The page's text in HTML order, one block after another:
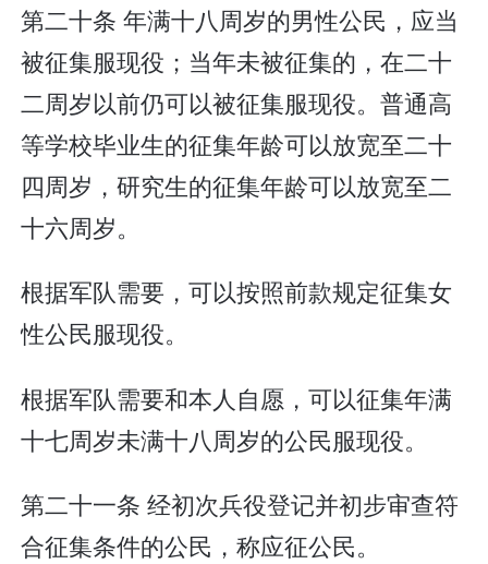
第二十条 年满十八周岁的男性公民，应当
被征集服现役；当年未被征集的，在二十
二周岁以前仍可以被征集服现役。普通高
等学校毕业生的征集年龄可以放宽至二十
四周岁，研究生的征集年龄可以放宽至二
十六周岁。
根据军队需要，可以按照前款规定征集女
性公民服现役。
根据军队需要和本人自愿，可以征集年满
十七周岁未满十八周岁的公民服现役。
第二十一条 经初次兵役登记并初步审查符
合征集条件的公民，称应征公民。